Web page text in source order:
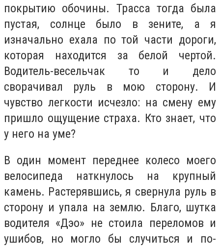
покрытию обочины. Трасса тогда была
пустая, солнце было в зените, а я
изначально ехала по той части дороги,
которая находится за белой чертой.
Водитель-весельчак то и дело
сворачивал руль в мою сторону. И
чувство легкости исчезло: на смену ему
пришло ощущение страха. Кто знает, что
у него на уме?
В один момент переднее колесо моего
велосипеда наткнулось на крупный
камень. Растерявшись, я свернула руль в
сторону и упала на землю. Благо, шутка
водителя «Дэо» не стоила переломов и
ушибов, но могло бы случиться и по-